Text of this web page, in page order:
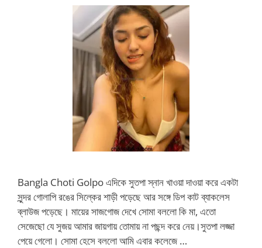
Bangla Choti Golpo এদিকে সুতপা স্নান খাওয়া দাওয়া করে একটা
সুন্দর গোলাপি রঙের সিল্কের শাড়ী পড়েছে আর সঙ্গে ডিপ কাট ব্যাকলেস
ব্লাউজ পড়েছে। মায়ের সাজগোজ দেখে সোমা বললো কি মা, এতো
সেজেছো যে সুজয় আমার জায়গায় তোমায় না পছন্দ করে নেয়।সুতপা লজ্জা
পেয়ে গেলো। সোমা হেসে বললো আমি এবার কলেজে …